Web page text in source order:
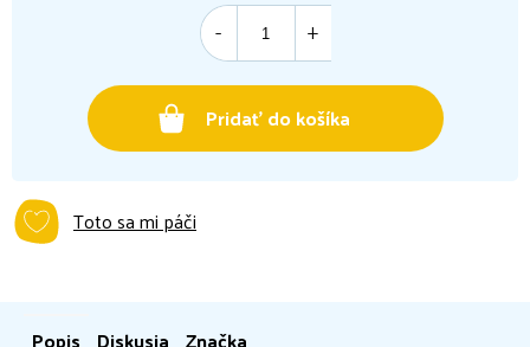
Toto sa mi páči
cena:
Pridať do košíka